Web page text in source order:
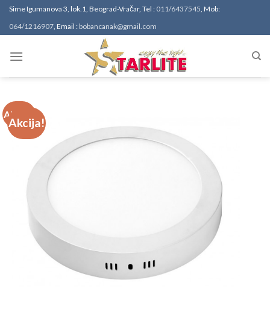
Sime Igumanova 3, lok.1, Beograd-Vračar, Tel : 011/6437545, Mob:
064/1216907, Email : bobancanak@gmail.com
Akcija!
Akcija!